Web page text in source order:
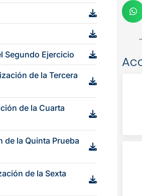
Segundo Ejercicio
de la Tercera
de la Cuarta
la Quinta Prueba
de la Sexta